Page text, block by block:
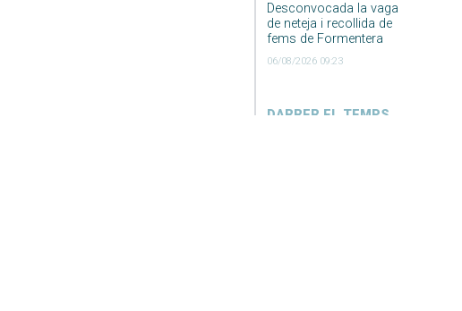
Desconvocada la vaga
de neteja i recollida de
fems de Formentera
06/08/2026 09:23
DARRER EL TEMPS